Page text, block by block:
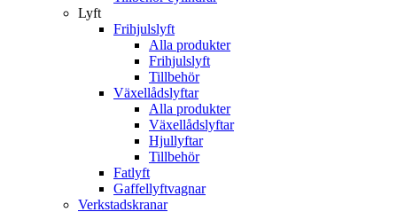
Lyft
Frihjulslyft
Alla produkter
Frihjulslyft
Tillbehör
Växellådslyftar
Alla produkter
Växellådslyftar
Hjullyftar
Tillbehör
Fatlyft
Gaffellyftvagnar
Verkstadskranar